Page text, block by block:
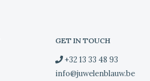
GET IN TOUCH
+32 13 33 48 93
info@juwelenblauw.be